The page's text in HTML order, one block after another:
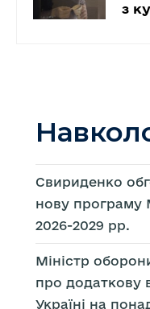
з
Свириденко
нову програму
2026-2029 рр.
Міністр
про додаткову
Україні на